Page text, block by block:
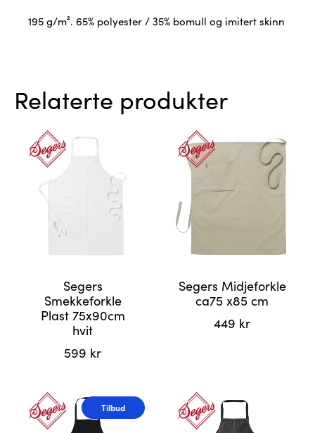
195 g/m². 65% polyester / 35% bomull og imitert skinn
Relaterte produkter
Segers
Smekkeforkle
Plast 75x90cm
hvit
599 kr
Segers Midjeforkle
ca75 x85 cm
449 kr
Tilbud